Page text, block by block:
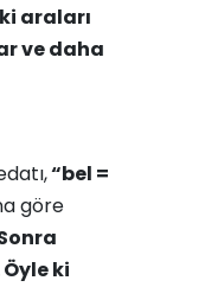
araları
ve daha
“bel =
göre
ki